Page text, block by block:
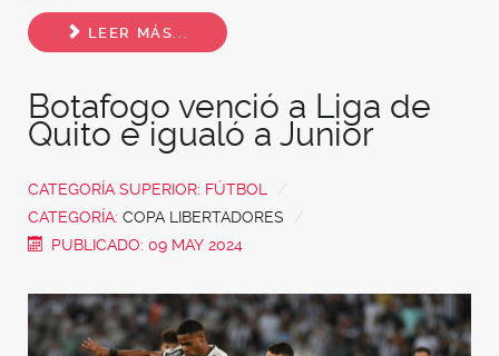
Share
LEER MÁS...
Botafogo venció a Liga de
Quito e igualó a Junior
CATEGORÍA SUPERIOR: FÚTBOL
CATEGORÍA: COPA LIBERTADORES
PUBLICADO: 09 MAY 2024